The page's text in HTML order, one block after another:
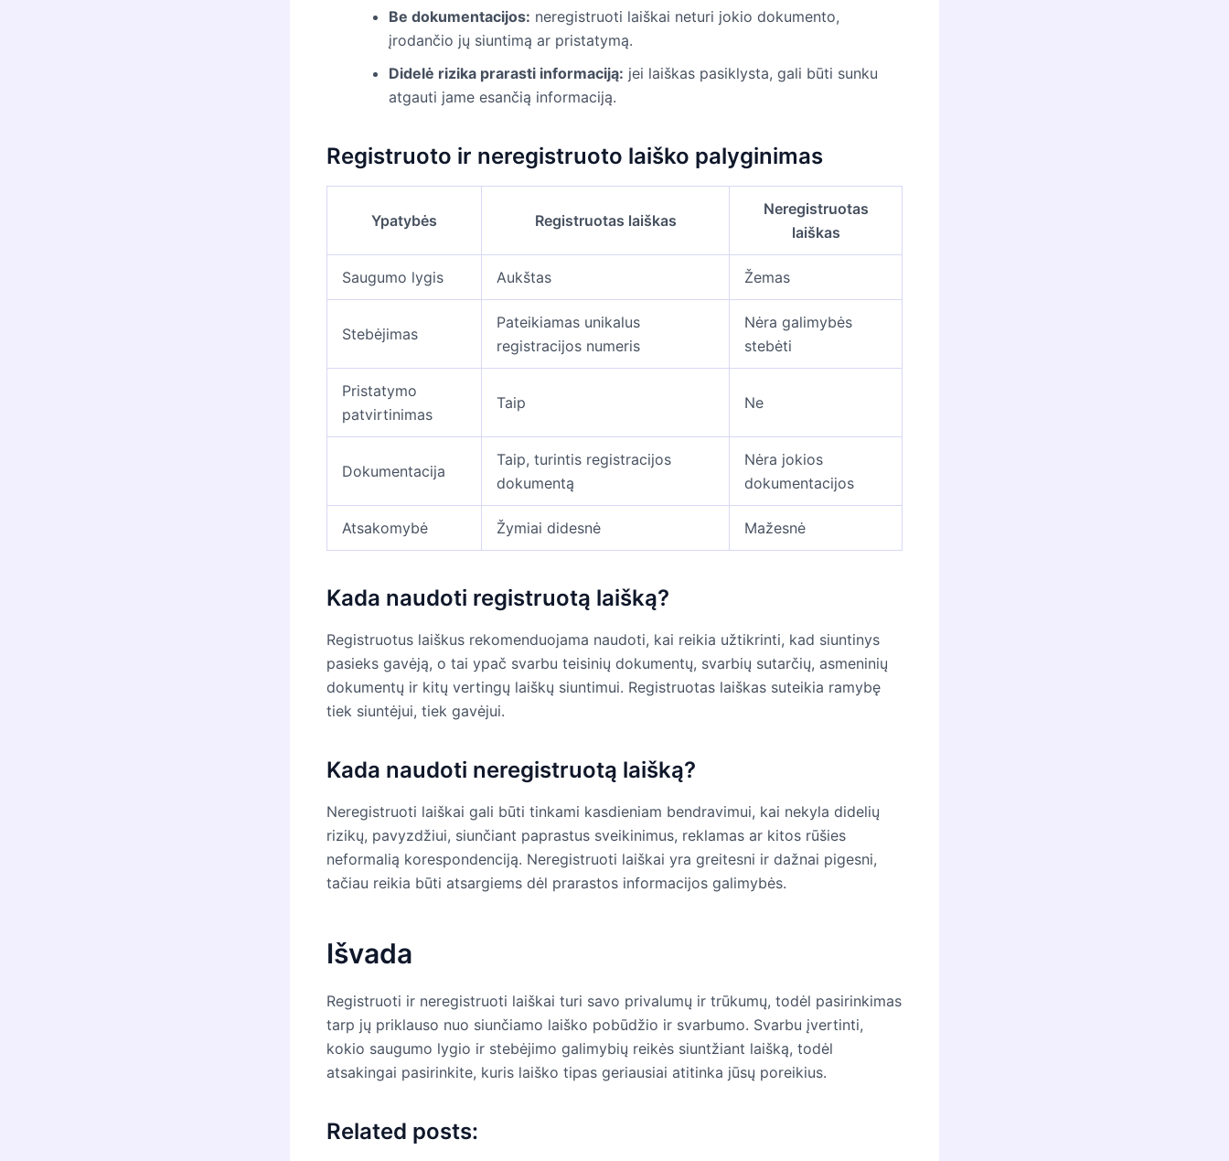
Be dokumentacijos: neregistruoti laiškai neturi jokio dokumento,
įrodančio jų siuntimą ar pristatymą.
Didelė rizika prarasti informaciją: jei laiškas pasiklysta, gali būti sunku
atgauti jame esančią informaciją.
Registruoto ir neregistruoto laiško palyginimas
Ypatybės Registruotas laiškas
Neregistruotas
laiškas
Saugumo lygis Aukštas Žemas
Stebėjimas
Pateikiamas unikalus
registracijos numeris
Nėra galimybės
stebėti
Pristatymo
patvirtinimas
Taip Ne
Dokumentacija
Taip, turintis registracijos
dokumentą
Nėra jokios
dokumentacijos
Atsakomybė Žymiai didesnė Mažesnė
Kada naudoti registruotą laišką?
Registruotus laiškus rekomenduojama naudoti, kai reikia užtikrinti, kad siuntinys
pasieks gavėją, o tai ypač svarbu teisinių dokumentų, svarbių sutarčių, asmeninių
dokumentų ir kitų vertingų laiškų siuntimui. Registruotas laiškas suteikia ramybę
tiek siuntėjui, tiek gavėjui.
Kada naudoti neregistruotą laišką?
Neregistruoti laiškai gali būti tinkami kasdieniam bendravimui, kai nekyla didelių
rizikų, pavyzdžiui, siunčiant paprastus sveikinimus, reklamas ar kitos rūšies
neformalią korespondenciją. Neregistruoti laiškai yra greitesni ir dažnai pigesni,
tačiau reikia būti atsargiems dėl prarastos informacijos galimybės.
Išvada
Registruoti ir neregistruoti laiškai turi savo privalumų ir trūkumų, todėl pasirinkimas
tarp jų priklauso nuo siunčiamo laiško pobūdžio ir svarbumo. Svarbu įvertinti,
kokio saugumo lygio ir stebėjimo galimybių reikės siuntžiant laišką, todėl
atsakingai pasirinkite, kuris laiško tipas geriausiai atitinka jūsų poreikius.
Related posts: